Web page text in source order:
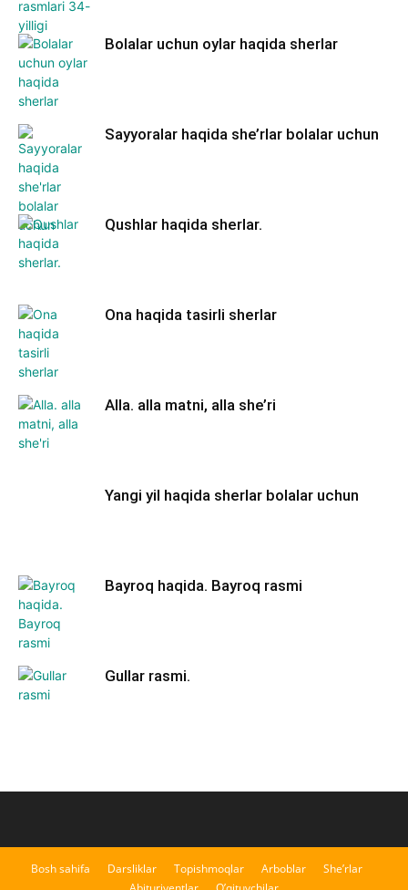
Bolalar uchun oylar haqida sherlar
Sayyoralar haqida she’rlar bolalar uchun
Qushlar haqida sherlar.
Ona haqida tasirli sherlar
Alla. alla matni, alla she’ri
Yangi yil haqida sherlar bolalar uchun
Bayroq haqida. Bayroq rasmi
Gullar rasmi.
Bosh sahifa Darsliklar Topishmoqlar Arboblar
She’rlar